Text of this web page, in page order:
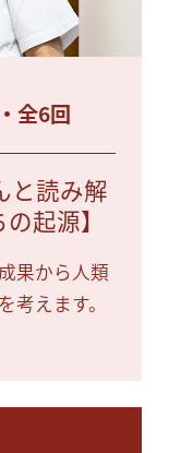
全6回
と読み解
起源】
果から人類
考えます。